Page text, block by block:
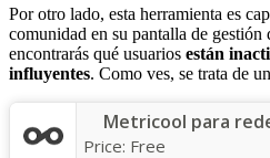
Por otro lado, esta herramienta es
comunidad en su pantalla de
encontrarás qué usuarios están
influyentes. Como ves, se trata de
Metricool para
Price: Free